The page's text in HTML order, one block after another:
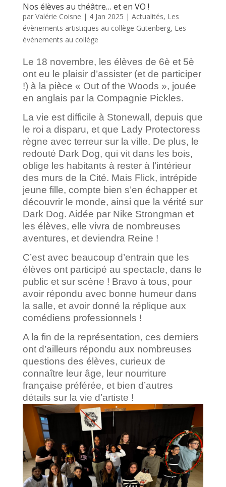
Nos élèves au théâtre… et en VO !
par Valérie Coisne | 4 Jan 2025 | Actualités, Les
évènements artistiques au collège Gutenberg, Les
évènements au collège
Le 18 novembre, les élèves de 6è et 5è
ont eu le plaisir d’assister (et de participer
!) à la pièce « Out of the Woods », jouée
en anglais par la Compagnie Pickles.
La vie est difficile à Stonewall, depuis que
le roi a disparu, et que Lady Protectoress
règne avec terreur sur la ville. De plus, le
redouté Dark Dog, qui vit dans les bois,
oblige les habitants à rester à l’intérieur
des murs de la Cité. Mais Flick, intrépide
jeune fille, compte bien s’en échapper et
découvrir le monde, ainsi que la vérité sur
Dark Dog. Aidée par Nike Strongman et
les élèves, elle vivra de nombreuses
aventures, et deviendra Reine !
C’est avec beaucoup d’entrain que les
élèves ont participé au spectacle, dans le
public et sur scène ! Bravo à tous, pour
avoir répondu avec bonne humeur dans
la salle, et avoir donné la réplique aux
comédiens professionnels !
A la fin de la représentation, ces derniers
ont d’ailleurs répondu aux nombreuses
questions des élèves, curieux de
connaître leur âge, leur nourriture
française préférée, et bien d’autres
détails sur la vie d’artiste !